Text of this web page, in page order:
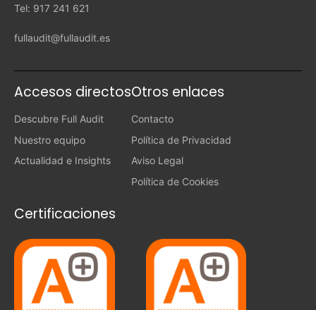
Tel: 917 241 621
fullaudit@fullaudit.es
Accesos directos
Descubre Full Audit
Nuestro equipo
Actualidad e Insights
Otros enlaces
Contacto
Política de Privacidad
Aviso Legal
Política de Cookies
Certificaciones